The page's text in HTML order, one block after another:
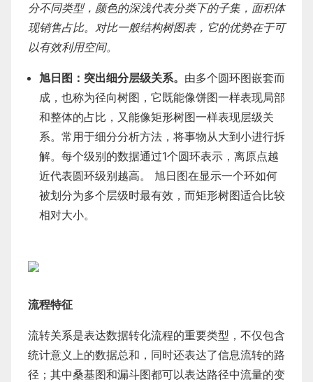
分不同类型，颜色的深浅代表分类下的子集，面积体
现销售占比。对比一般结构树图表，它的优势在于可
以有效利用空间。
旭日图：突出细分层级关系。 由多个圆环图嵌套而
成，也称为径向树图，它既能像饼图一样表现局部
和整体的占比，又能像矩形树图一样表现层级关
系。常用于细分分析方法，将事物从大到小进行拆
解。每个级别的数据通过1个圆环表示，离原点越
近代表圆环级别越高。 旭日图在显示一个环如何
被划分为多个层级时最有效，而矩形树图适合比较
相对大小。
流程特征
流转关系是表达数据转化流程的重要类型，不仅包含
统计意义上的数据总和，同时还表达了信息流转的路
径；其中桑基图和漏斗图都可以表达路径中流量的变